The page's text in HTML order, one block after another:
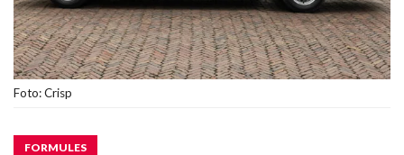
Foto: Crisp
FORMULES